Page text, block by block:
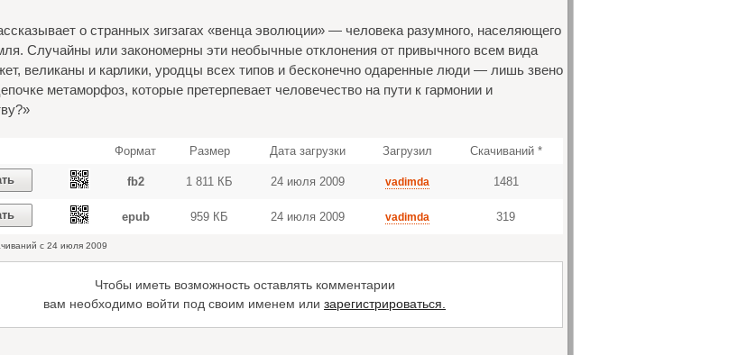
о странных зигзагах «венца эволюции» — человека разумного, населяющего
Случайны или закономерны эти необычные отклонения от привычного всем вида
великаны и карлики, уродцы всех типов и бесконечно одаренные люди — лишь звено
метаморфоз, которые претерпевает человечество на пути к гармонии и
Формат Размер Дата загрузки Загрузил Скачиваний *
fb2 1 811 КБ 24 июля 2009 vadimda 1481
epub 959 КБ 24 июля 2009 vadimda 319
с 24 июля 2009
Чтобы иметь возможность оставлять комментарии
вам необходимо войти под своим именем или зарегистрироваться.